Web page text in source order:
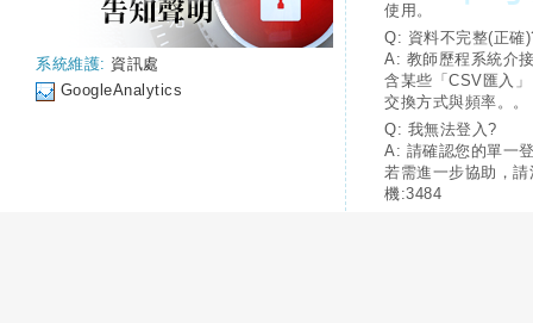
系統維護: 資訊處
GoogleAnalytics
使用。
Q: 資料不完整(正確
A: 教師歷程系統介
含某些「CSV匯入
交換方式與頻率。。
Q: 我無法登入?
A: 請確認您的單一
若需進一步協助，
機:3484